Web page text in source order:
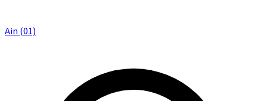
Ain (01)